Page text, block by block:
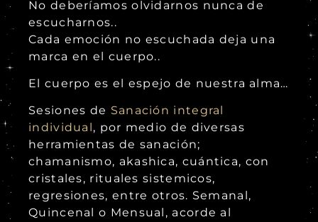
No deberíamos olvidarnos nunca de
escucharnos..
Cada emoción no escuchada deja una
marca en el cuerpo..
El cuerpo es el espejo de nuestra alma…
Sesiones de Sanación integral
individual , por medio de diversas
herramientas de sanación;
chamanismo, akashica, cuántica, con
cristales, rituales sistemicos,
regresiones, entre otros. Semanal,
Quincenal o Mensual, acorde al